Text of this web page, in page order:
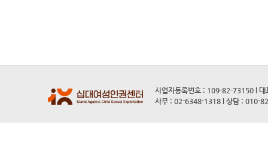
사업자등록번호 : 109-82-73150 l 대
사무 : 02-6348-1318 l 상담 : 010-